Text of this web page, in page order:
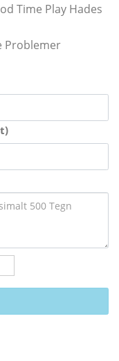
Time Play Hades
Problemer